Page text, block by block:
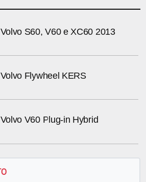
Volvo S60, V60 e XC60 2013
Volvo Flywheel KERS
Volvo V60 Plug-in Hybrid